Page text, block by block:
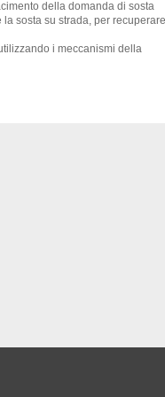
della domanda di sosta
sosta su strada, per recuperare
i meccanismi della